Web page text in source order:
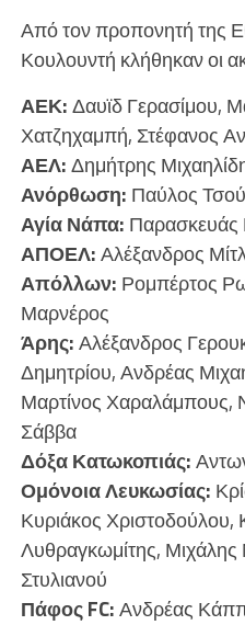
Από τον προπονητή της
Κουλουντή κλήθηκαν οι
ΑΕΚ:Δαυϊδ Γερασίμου,
Χατζηχαμπή, Στέφανος
ΑΕΛ:Δημήτρης
Ανόρθωση: Παύλος
Αγία Νάπα: Παρασκευάς
ΑΠΟΕΛ:Αλέξανδρος
Απόλλων: Ρομπέρτος
Μαρνέρος
Άρης:Αλέξανδρος
Δημητρίου, Ανδρέας
Μαρτίνος Χαραλάμπους,
Σάββα
Δόξα Κατωκοπιάς:
Ομόνοια Λευκωσίας:
Κυριάκος Χριστοδούλου,
Λυθραγκωμίτης,
Στυλιανού
Πάφος FC:Ανδρέας